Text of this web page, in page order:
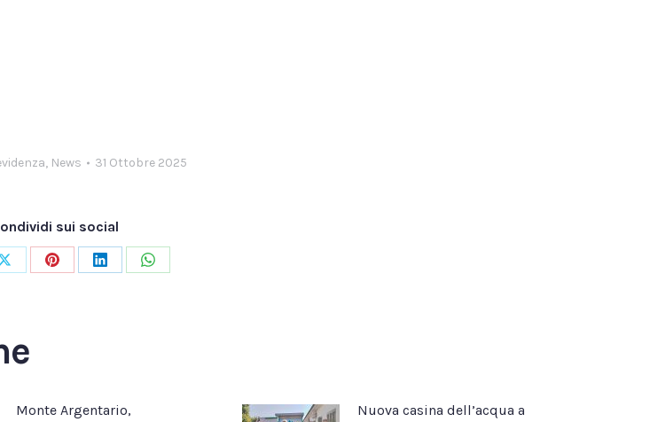
, News 31 Ottobre 2025
sui social
CondividiCondividiCondividiCondividi
Monte Argentario,
Nuova casina dell’acqua a